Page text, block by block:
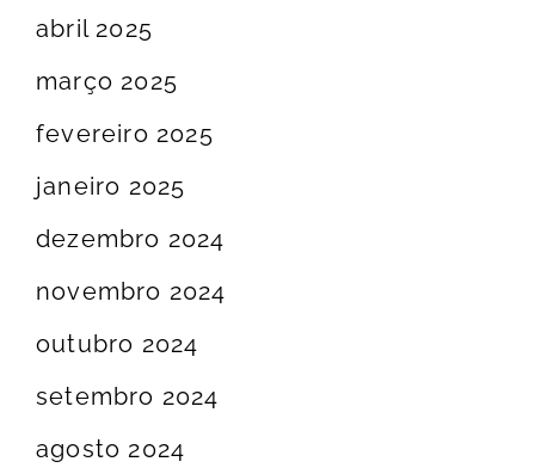
abril 2025
março 2025
fevereiro 2025
janeiro 2025
dezembro 2024
novembro 2024
outubro 2024
setembro 2024
agosto 2024